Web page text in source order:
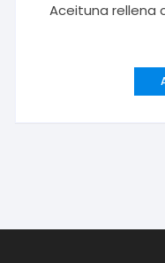
Aceituna rellena